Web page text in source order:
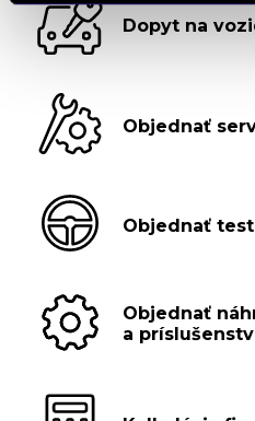
Dopyt na
Objednať
Objednať
Objednať
a